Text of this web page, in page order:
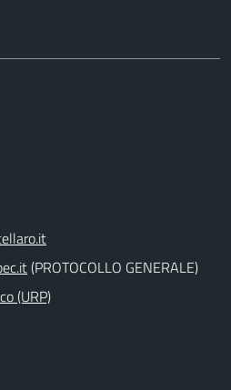
(PROTOCOLLO GENERALE)
(URP)